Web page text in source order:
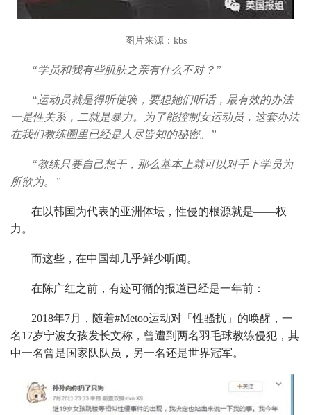
图片来源：kbs
“学员和我有些肌肤之亲有什么不对？”
“运动员就是得听使唤，要想她们听话，最有效的办法
一是性关系，二就是暴力。为了能控制女运动员，这套办法
在我们教练圈里已经是人尽皆知的秘密。”
“教练只要自己想干，那么基本上就可以对手下学员为
所欲为。”
在以韩国为代表的亚洲体坛，性侵的根源就是——权
力。
而这些，在中国却几乎鲜少听闻。
在陈广红之前，有迹可循的报道已经是一年前：
2018年7月，随着#Metoo运动对「性骚扰」的唤醒，一
名17岁宁波女孩发长文称，曾遭到两名羽毛球教练侵犯，其
中一名曾是国家队队员，另一名还是世界冠军。